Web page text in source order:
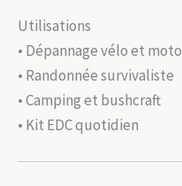
Utilisations
• Dépannage vélo et moto
• Randonnée survivaliste
• Camping et bushcraft
• Kit EDC quotidien